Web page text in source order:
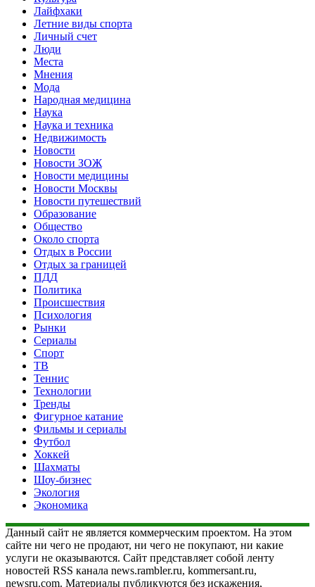
Лайфхаки
Летние виды спорта
Личный счет
Люди
Места
Мнения
Мода
Народная медицина
Наука
Наука и техника
Недвижимость
Новости
Новости ЗОЖ
Новости медицины
Новости Москвы
Новости путешествий
Образование
Общество
Около спорта
Отдых в России
Отдых за границей
ПДД
Политика
Происшествия
Психология
Рынки
Сериалы
Спорт
ТВ
Теннис
Технологии
Тренды
Фигурное катание
Фильмы и сериалы
Футбол
Хоккей
Шахматы
Шоу-бизнес
Экология
Экономика
Данный сайт не является коммерческим проектом. На этом
сайте ни чего не продают, ни чего не покупают, ни какие
услуги не оказываются. Сайт представляет собой ленту
новостей RSS канала news.rambler.ru, kommersant.ru,
newsru.com. Материалы публикуются без искажения,